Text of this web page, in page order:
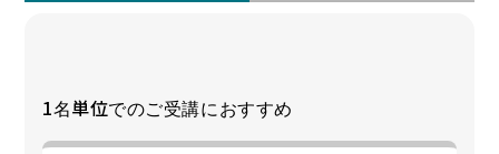
1名単位でのご受講におすすめ